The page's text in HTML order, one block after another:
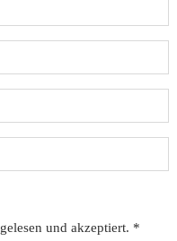
gelesen und akzeptiert. *